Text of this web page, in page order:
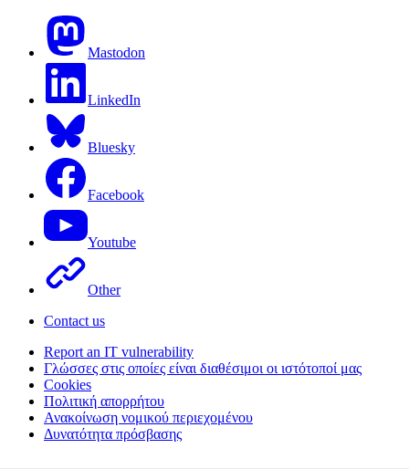
Mastodon
LinkedIn
Bluesky
Facebook
Youtube
Other
Contact us
Report an IT vulnerability
Γλώσσες στις οποίες είναι διαθέσιμοι οι ιστότοποί μας
Cookies
Πολιτική απορρήτου
Ανακοίνωση νομικού περιεχομένου
Δυνατότητα πρόσβασης